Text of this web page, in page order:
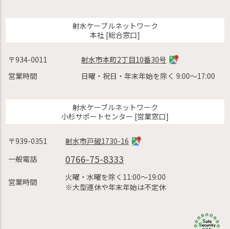
射水ケーブルネットワーク
本社 [総合窓口]
〒934-0011
射水市本町2丁目10番30号
営業時間
日曜・祝日・年末年始を除く 9:00〜17:00
射水ケーブルネットワーク
小杉サポートセンター [営業窓口]
〒939-0351
射水市戸破1730-16
一般電話
0766-75-8333
営業時間
火曜・水曜を除く11:00〜19:00
※大型連休や年末年始は不定休